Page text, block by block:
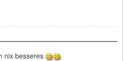
nix besseres